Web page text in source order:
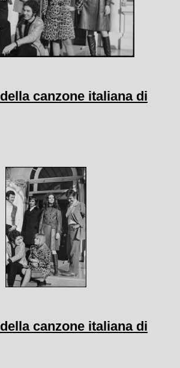
canzone italiana di
canzone italiana di